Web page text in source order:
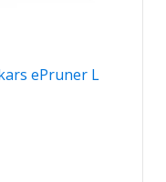
ePruner L